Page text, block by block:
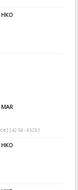
HKO
MAR
[ 42:54 - 43:29 ]
HKO